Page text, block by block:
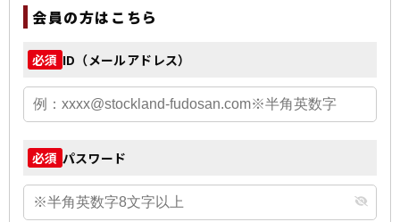
会員の方はこちら
必須 ID（メールアドレス）
必須 パスワード